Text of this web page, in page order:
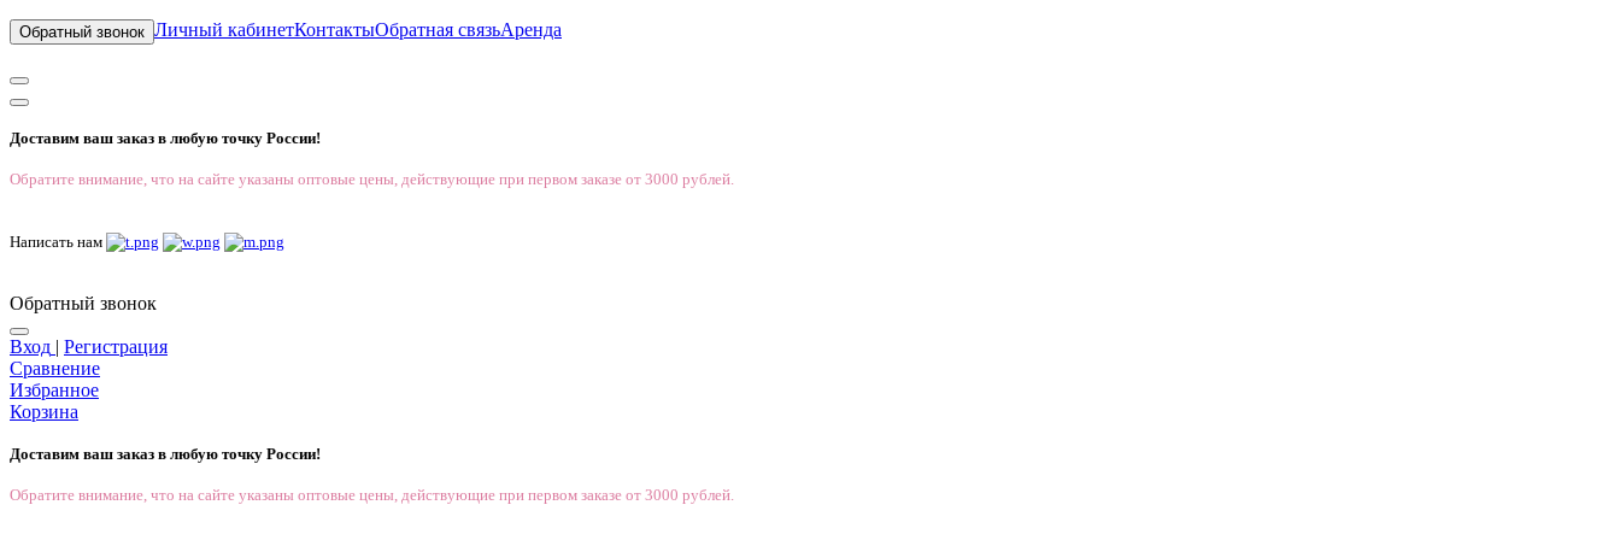
Обратный звонок Личный кабинетКонтактыОбратная связьАренда
Доставим ваш заказ в любую точку России!
Обратите внимание, что на сайте указаны оптовые цены, действующие при первом заказе от 3000 рублей.
Написать нам
Обратный звонок
Вход | Регистрация
Сравнение
Избранное
Корзина
Доставим ваш заказ в любую точку России!
Обратите внимание, что на сайте указаны оптовые цены, действующие при первом заказе от 3000 рублей.